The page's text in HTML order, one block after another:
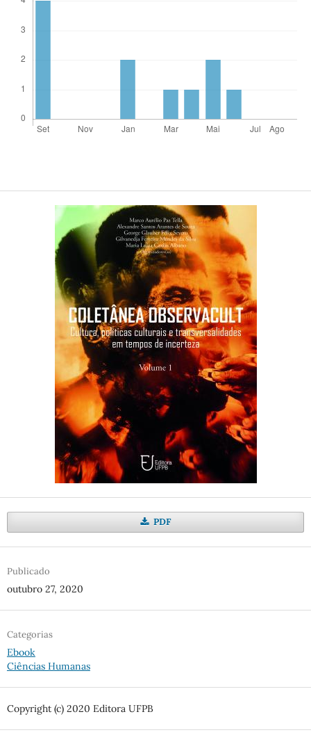
PDF
Publicado
outubro 27, 2020
Categorias
Ebook
Ciências Humanas
Copyright (c) 2020 Editora UFPB